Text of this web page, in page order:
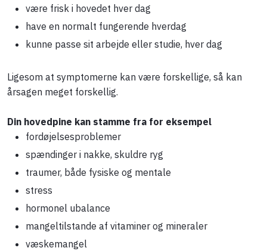
være frisk i hovedet hver dag
have en normalt fungerende hverdag
kunne passe sit arbejde eller studie, hver dag
Ligesom at symptomerne kan være forskellige, så kan
årsagen meget forskellig.
Din hovedpine kan stamme fra for eksempel
fordøjelsesproblemer
spændinger i nakke, skuldre ryg
traumer, både fysiske og mentale
stress
hormonel ubalance
mangeltilstande af vitaminer og mineraler
væskemangel